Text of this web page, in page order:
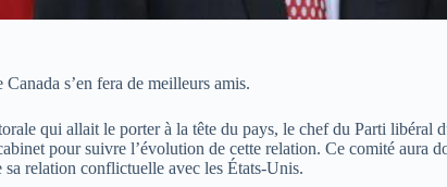
s’en fera de meilleurs amis.
qui allait le porter à la tête du pays, le chef du Parti libéral
pour suivre l’évolution de cette relation. Ce comité aura
relation conflictuelle avec les États-Unis.